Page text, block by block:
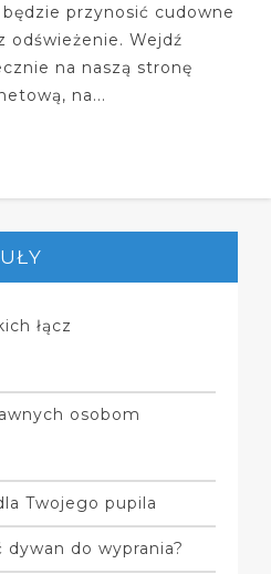
będzie przynosić cudowne
odświeżenie. Wejdź
na naszą stronę
na...
łącz
osobom
Twojego pupila
do wyprania?